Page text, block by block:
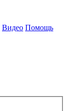
Видео Помощь